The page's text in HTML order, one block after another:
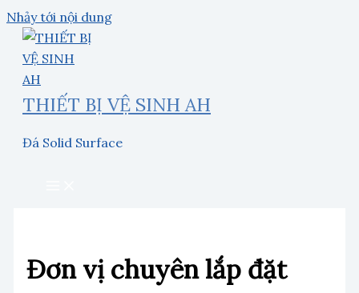
Nhảy tới nội dung
THIẾT BỊ VỆ SINH AH
Đá Solid Surface
Đơn vị chuyên lắp đặt